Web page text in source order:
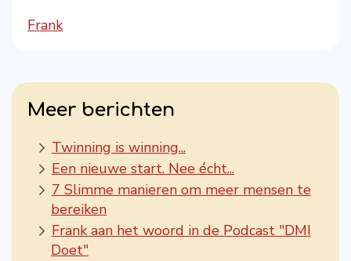
Frank
Meer berichten
Twinning is winning...
Een nieuwe start. Nee écht...
7 Slimme manieren om meer mensen te
bereiken
Frank aan het woord in de Podcast "DMI
Doet"